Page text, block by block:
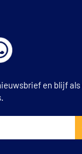
en blijf